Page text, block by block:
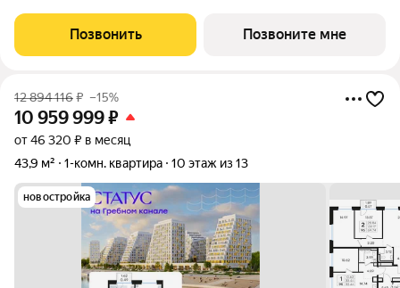
с ТЦ «Фантастика» и ТЦ «Ганза». Недвижимость двойного
назначения можно использовать
Позвонить Позвоните мне
12 894 116₽ –15%
10 959 999₽
от 46 320 ₽ в месяц
43,9 м²
1-комн. квартира 10 этаж из 13
новостройка